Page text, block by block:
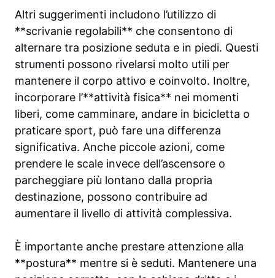
Altri suggerimenti includono l’utilizzo di
**scrivanie regolabili** che consentono di
alternare tra posizione seduta e in piedi. Questi
strumenti possono rivelarsi molto utili per
mantenere il corpo attivo e coinvolto. Inoltre,
incorporare l’**attività fisica** nei momenti
liberi, come camminare, andare in bicicletta o
praticare sport, può fare una differenza
significativa. Anche piccole azioni, come
prendere le scale invece dell’ascensore o
parcheggiare più lontano dalla propria
destinazione, possono contribuire ad
aumentare il livello di attività complessiva.
È importante anche prestare attenzione alla
**postura** mentre si è seduti. Mantenere una